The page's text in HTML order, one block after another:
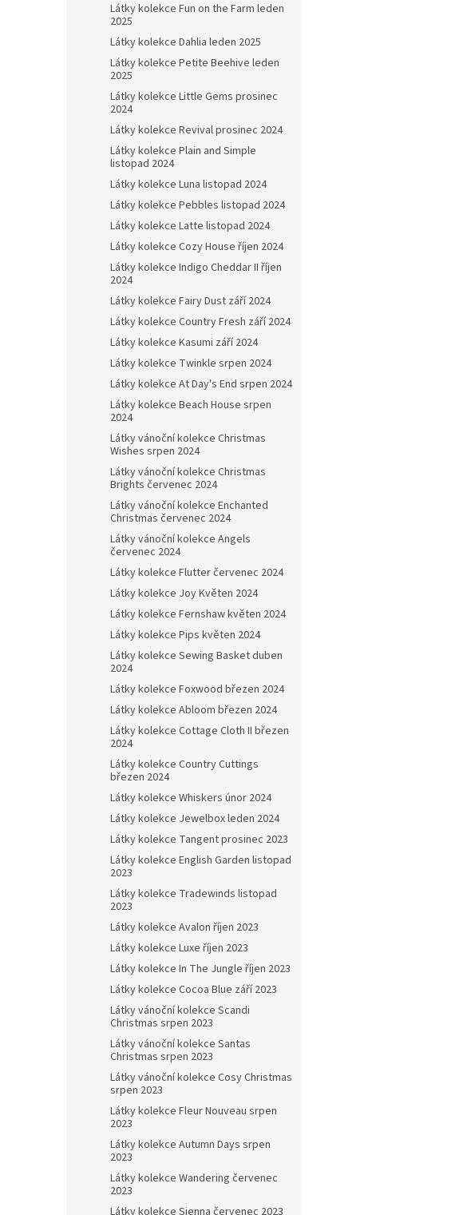
Látky kolekce Fun on the Farm leden
2025
Látky kolekce Dahlia leden 2025
Látky kolekce Petite Beehive leden
2025
Látky kolekce Little Gems prosinec
2024
Látky kolekce Revival prosinec 2024
Látky kolekce Plain and Simple
listopad 2024
Látky kolekce Luna listopad 2024
Látky kolekce Pebbles listopad 2024
Látky kolekce Latte listopad 2024
Látky kolekce Cozy House říjen 2024
Látky kolekce Indigo Cheddar II říjen
2024
Látky kolekce Fairy Dust září 2024
Látky kolekce Country Fresh září 2024
Látky kolekce Kasumi září 2024
Látky kolekce Twinkle srpen 2024
Látky kolekce At Day's End srpen 2024
Látky kolekce Beach House srpen
2024
Látky vánoční kolekce Christmas
Wishes srpen 2024
Látky vánoční kolekce Christmas
Brights červenec 2024
Látky vánoční kolekce Enchanted
Christmas červenec 2024
Látky vánoční kolekce Angels
červenec 2024
Látky kolekce Flutter červenec 2024
Látky kolekce Joy Květen 2024
Látky kolekce Fernshaw květen 2024
Látky kolekce Pips květen 2024
Látky kolekce Sewing Basket duben
2024
Látky kolekce Foxwood březen 2024
Látky kolekce Abloom březen 2024
Látky kolekce Cottage Cloth II březen
2024
Látky kolekce Country Cuttings
březen 2024
Látky kolekce Whiskers únor 2024
Látky kolekce Jewelbox leden 2024
Látky kolekce Tangent prosinec 2023
Látky kolekce English Garden listopad
2023
Látky kolekce Tradewinds listopad
2023
Látky kolekce Avalon říjen 2023
Látky kolekce Luxe říjen 2023
Látky kolekce In The Jungle říjen 2023
Látky kolekce Cocoa Blue září 2023
Látky vánoční kolekce Scandi
Christmas srpen 2023
Látky vánoční kolekce Santas
Christmas srpen 2023
Látky vánoční kolekce Cosy Christmas
srpen 2023
Látky kolekce Fleur Nouveau srpen
2023
Látky kolekce Autumn Days srpen
2023
Látky kolekce Wandering červenec
2023
Látky kolekce Sienna červenec 2023